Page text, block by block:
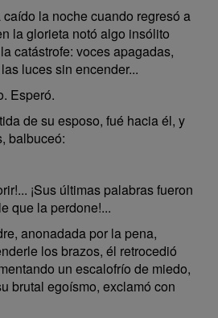
la noche cuando regresó a
la glorieta notó algo insólito
catástrofe: voces apagadas,
luces sin encender...
Esperó.
de su esposo, fué hacia él, y
balbuceó:
¡Sus últimas palabras fueron
que la perdone!...
anonadada por la pena,
los brazos, él retrocedió
un escalofrío de miedo,
brutal egoísmo, exclamó con